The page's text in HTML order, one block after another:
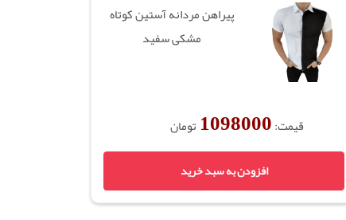
پیراهن مردانه آستین کوتاه
مشکی سفید
قیمت:1098000 تومان
افزودن به سبد خرید